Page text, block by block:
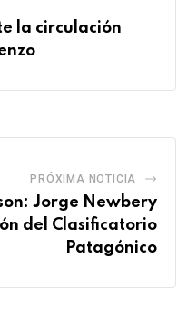
la circulación
PRÓXIMA NOTICIA
Jorge Newbery
del Clasificatorio
Patagónico